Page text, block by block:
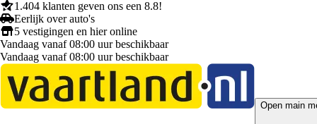
1.404 klanten geven ons een 8.8!
Eerlijk over auto's
5 vestigingen en hieronline
Vandaag vanaf 08:00 uur beschikbaar
Vandaag vanaf 08:00 uur beschikbaar
Open main